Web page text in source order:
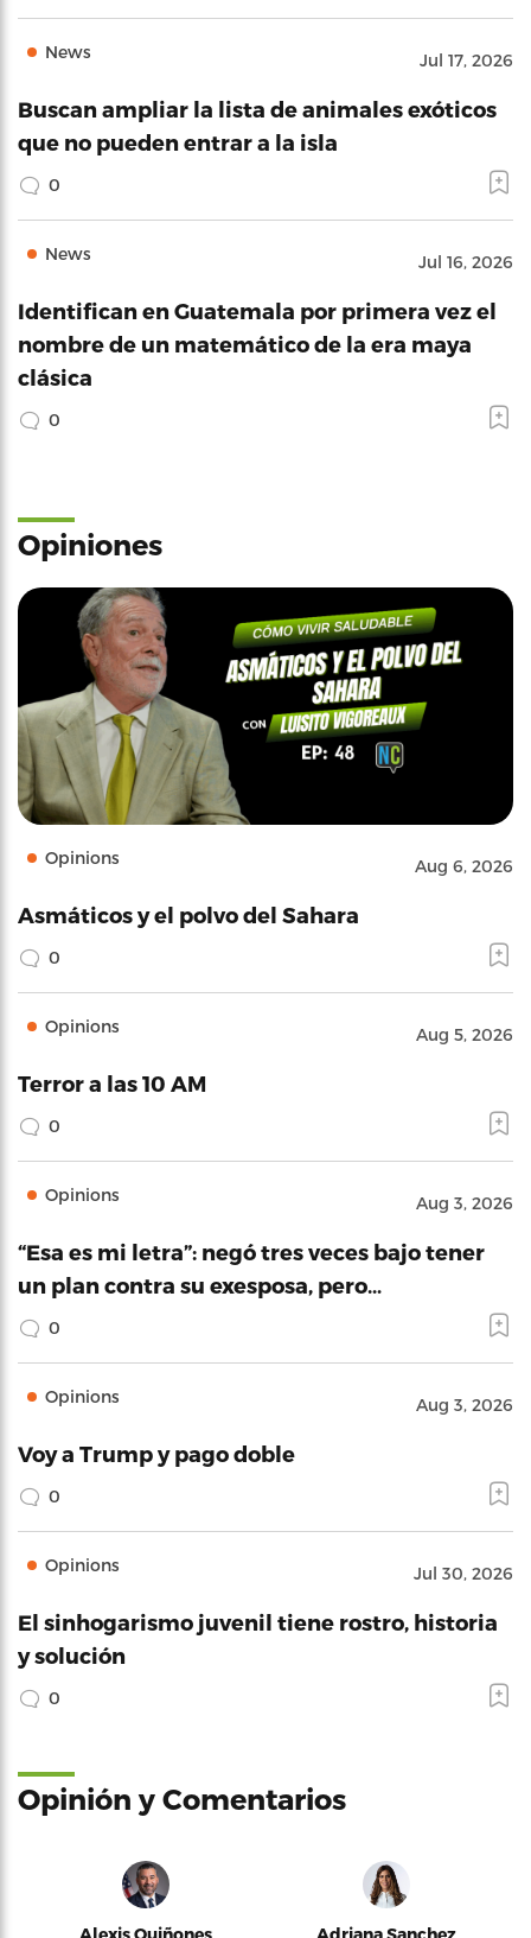
News Jul 17, 2026
Buscan ampliar la lista de animales exóticos
que no pueden entrar a la isla
0
News Jul 16, 2026
Identifican en Guatemala por primera vez el
nombre de un matemático de la era maya
clásica
0
Opiniones
Opinions Aug 6, 2026
Asmáticos y el polvo del Sahara
0
Opinions Aug 5, 2026
Terror a las 10 AM
0
Opinions Aug 3, 2026
“Esa es mi letra”: negó tres veces bajo tener
un plan contra su exesposa, pero…
0
Opinions Aug 3, 2026
Voy a Trump y pago doble
0
Opinions Jul 30, 2026
El sinhogarismo juvenil tiene rostro, historia
y solución
0
Opinión y Comentarios
Alexis Quiñones Adriana Sanchez